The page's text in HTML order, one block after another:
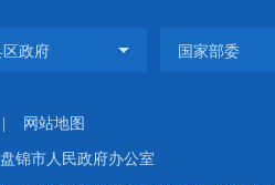
网站地图
盘锦市人民政府办公室